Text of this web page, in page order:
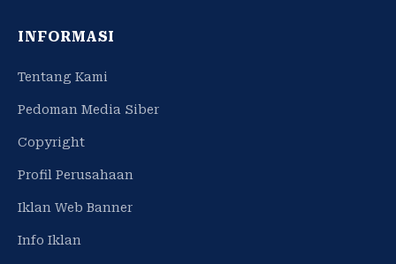
INFORMASI
Tentang Kami
Pedoman Media Siber
Copyright
Profil Perusahaan
Iklan Web Banner
Info Iklan